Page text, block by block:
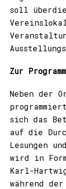
soll
Zur
Neben der
sich das
auf die
Lesungen
wird in
Karl-
während